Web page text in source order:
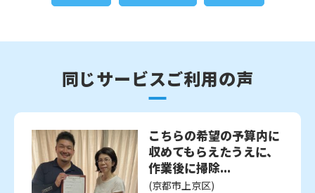
同じサービスご利用の声
こちらの希望の予算内に
収めてもらえたうえに、
作業後に掃除...
(京都市上京区)